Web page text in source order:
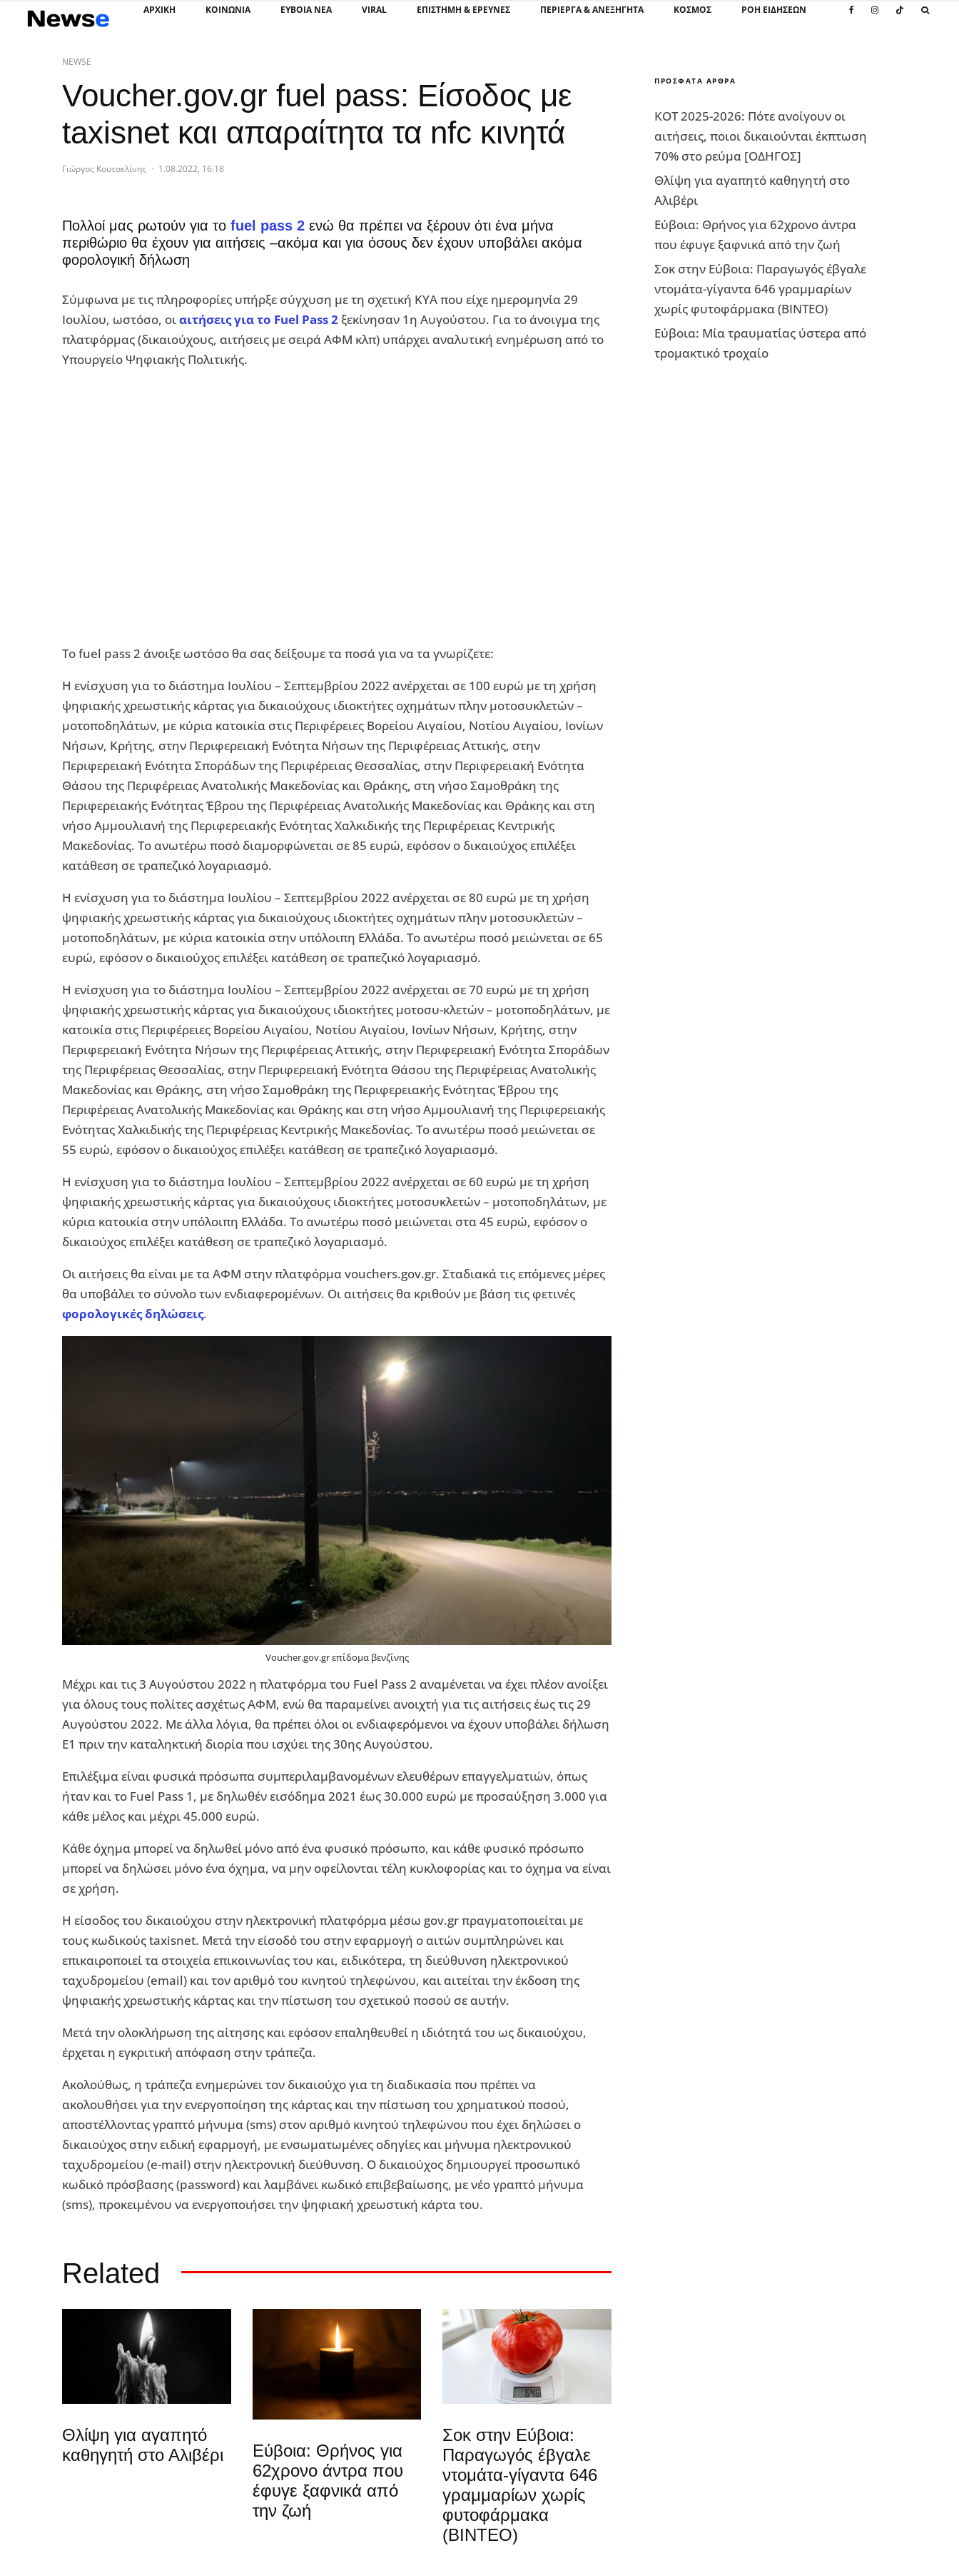
ΑΡΧΙΚΗ ΚΟΙΝΩΝΙΑ ΕΥΒΟΙΑ ΝΕΑ VIRAL ΕΠΙΣΤΉΜΗ & ΈΡΕΥΝΕΣ ΠΕΡΊΕΡΓΑ & ΑΝΕΞΉΓΗΤΑ ΚΌΣΜΟΣ ΡΟΗ ΕΙΔΗΣΕΩΝ
NEWSE
Voucher.gov.gr fuel pass: Είσοδος με
taxisnet και απαραίτητα τα nfc κινητά
Γιώργος Κουτσελίνης · 1.08.2022, 16:18
Πολλοί μας ρωτούν για το fuel pass 2 ενώ θα πρέπει να ξέρουν ότι ένα μήνα
περιθώριο θα έχουν για αιτήσεις –ακόμα και για όσους δεν έχουν υποβάλει ακόμα
φορολογική δήλωση
Σύμφωνα με τις πληροφορίες υπήρξε σύγχυση με τη σχετική ΚΥΑ που είχε ημερομηνία 29
Ιουλίου, ωστόσο, οιαιτήσεις για το Fuel Pass 2 ξεκίνησαν 1η Αυγούστου. Για το άνοιγμα της
πλατφόρμας (δικαιούχους, αιτήσεις με σειρά ΑΦΜ κλπ) υπάρχει αναλυτική ενημέρωση από το
Υπουργείο Ψηφιακής Πολιτικής.
Το fuel pass 2 άνοιξε ωστόσο θα σας δείξουμε τα ποσά για να τα γνωρίζετε:
Η ενίσχυση για το διάστημα Ιουλίου – Σεπτεμβρίου 2022 ανέρχεται σε 100 ευρώ με τη χρήση
ψηφιακής χρεωστικής κάρτας για δικαιούχους ιδιοκτήτες οχημάτων πλην μοτοσυκλετών –
μοτοποδηλάτων, με κύρια κατοικία στις Περιφέρειες Βορείου Αιγαίου, Νοτίου Αιγαίου, Ιονίων
Νήσων, Κρήτης, στην Περιφερειακή Ενότητα Νήσων της Περιφέρειας Αττικής, στην
Περιφερειακή Ενότητα Σποράδων της Περιφέρειας Θεσσαλίας, στην Περιφερειακή Ενότητα
Θάσου της Περιφέρειας Ανατολικής Μακεδονίας και Θράκης, στη νήσο Σαμοθράκη της
Περιφερειακής Ενότητας Έβρου της Περιφέρειας Ανατολικής Μακεδονίας και Θράκης και στη
νήσο Αμμουλιανή της Περιφερειακής Ενότητας Χαλκιδικής της Περιφέρειας Κεντρικής
Μακεδονίας. Το ανωτέρω ποσό διαμορφώνεται σε 85 ευρώ, εφόσον ο δικαιούχος επιλέξει
κατάθεση σε τραπεζικό λογαριασμό.
Η ενίσχυση για το διάστημα Ιουλίου – Σεπτεμβρίου 2022 ανέρχεται σε 80 ευρώ με τη χρήση
ψηφιακής χρεωστικής κάρτας για δικαιούχους ιδιοκτήτες οχημάτων πλην μοτοσυκλετών –
μοτοποδηλάτων, με κύρια κατοικία στην υπόλοιπη Ελλάδα. Το ανωτέρω ποσό μειώνεται σε 65
ευρώ, εφόσον ο δικαιούχος επιλέξει κατάθεση σε τραπεζικό λογαριασμό.
Η ενίσχυση για το διάστημα Ιουλίου – Σεπτεμβρίου 2022 ανέρχεται σε 70 ευρώ με τη χρήση
ψηφιακής χρεωστικής κάρτας για δικαιούχους ιδιοκτήτες μοτοσυ-κλετών – μοτοποδηλάτων, με
κατοικία στις Περιφέρειες Βορείου Αιγαίου, Νοτίου Αιγαίου, Ιονίων Νήσων, Κρήτης, στην
Περιφερειακή Ενότητα Νήσων της Περιφέρειας Αττικής, στην Περιφερειακή Ενότητα Σποράδων
της Περιφέρειας Θεσσαλίας, στην Περιφερειακή Ενότητα Θάσου της Περιφέρειας Ανατολικής
Μακεδονίας και Θράκης, στη νήσο Σαμοθράκη της Περιφερειακής Ενότητας Έβρου της
Περιφέρειας Ανατολικής Μακεδονίας και Θράκης και στη νήσο Αμμουλιανή της Περιφερειακής
Ενότητας Χαλκιδικής της Περιφέρειας Κεντρικής Μακεδονίας. Το ανωτέρω ποσό μειώνεται σε
55 ευρώ, εφόσον ο δικαιούχος επιλέξει κατάθεση σε τραπεζικό λογαριασμό.
Η ενίσχυση για το διάστημα Ιουλίου – Σεπτεμβρίου 2022 ανέρχεται σε 60 ευρώ με τη χρήση
ψηφιακής χρεωστικής κάρτας για δικαιούχους ιδιοκτήτες μοτοσυκλετών – μοτοποδηλάτων, με
κύρια κατοικία στην υπόλοιπη Ελλάδα. Το ανωτέρω ποσό μειώνεται στα 45 ευρώ, εφόσον ο
δικαιούχος επιλέξει κατάθεση σε τραπεζικό λογαριασμό.
Οι αιτήσεις θα είναι με τα ΑΦΜ στην πλατφόρμα vouchers.gov.gr. Σταδιακά τις επόμενες μέρες
θα υποβάλει το σύνολο των ενδιαφερομένων. Οι αιτήσεις θα κριθούν με βάση τις φετινές
φορολογικές δηλώσεις.
Voucher.gov.gr επίδομα βενζίνης
Μέχρι και τις 3 Αυγούστου 2022 η πλατφόρμα του Fuel Pass 2 αναμένεται να έχει πλέον ανοίξει
για όλους τους πολίτες ασχέτως ΑΦΜ, ενώ θα παραμείνει ανοιχτή για τις αιτήσεις έως τις 29
Αυγούστου 2022. Με άλλα λόγια, θα πρέπει όλοι οι ενδιαφερόμενοι να έχουν υποβάλει δήλωση
Ε1 πριν την καταληκτική διορία που ισχύει της 30ης Αυγούστου.
Επιλέξιμα είναι φυσικά πρόσωπα συμπεριλαμβανομένων ελευθέρων επαγγελματιών, όπως
ήταν και το Fuel Pass 1, με δηλωθέν εισόδημα 2021 έως 30.000 ευρώ με προσαύξηση 3.000 για
κάθε μέλος και μέχρι 45.000 ευρώ.
Κάθε όχημα μπορεί να δηλωθεί μόνο από ένα φυσικό πρόσωπο, και κάθε φυσικό πρόσωπο
μπορεί να δηλώσει μόνο ένα όχημα, να μην οφείλονται τέλη κυκλοφορίας και το όχημα να είναι
σε χρήση.
Η είσοδος του δικαιούχου στην ηλεκτρονική πλατφόρμα μέσω gov.gr πραγματοποιείται με
τους κωδικούς taxisnet. Μετά την είσοδό του στην εφαρμογή ο αιτών συμπληρώνει και
επικαιροποιεί τα στοιχεία επικοινωνίας του και, ειδικότερα, τη διεύθυνση ηλεκτρονικού
ταχυδρομείου (email) και τον αριθμό του κινητού τηλεφώνου, και αιτείται την έκδοση της
ψηφιακής χρεωστικής κάρτας και την πίστωση του σχετικού ποσού σε αυτήν.
Μετά την ολοκλήρωση της αίτησης και εφόσον επαληθευθεί η ιδιότητά του ως δικαιούχου,
έρχεται η εγκριτική απόφαση στην τράπεζα.
Ακολούθως, η τράπεζα ενημερώνει τον δικαιούχο για τη διαδικασία που πρέπει να
ακολουθήσει για την ενεργοποίηση της κάρτας και την πίστωση του χρηματικού ποσού,
αποστέλλοντας γραπτό μήνυμα (sms) στον αριθμό κινητού τηλεφώνου που έχει δηλώσει ο
δικαιούχος στην ειδική εφαρμογή, με ενσωματωμένες οδηγίες και μήνυμα ηλεκτρονικού
ταχυδρομείου (e-mail) στην ηλεκτρονική διεύθυνση. Ο δικαιούχος δημιουργεί προσωπικό
κωδικό πρόσβασης (password) και λαμβάνει κωδικό επιβεβαίωσης, με νέο γραπτό μήνυμα
(sms), προκειμένου να ενεργοποιήσει την ψηφιακή χρεωστική κάρτα του.
Related
Θλίψη για αγαπητό
καθηγητή στο Αλιβέρι
Εύβοια: Θρήνος για
62χρονο άντρα που
έφυγε ξαφνικά από
την ζωή
Σοκ στην Εύβοια:
Παραγωγός έβγαλε
ντομάτα-γίγαντα 646
γραμμαρίων χωρίς
φυτοφάρμακα
(ΒΙΝΤΕΟ)
ΠΡΌΣΦΑΤΑ ΆΡΘΡΑ
ΚΟΤ 2025-2026: Πότε ανοίγουν οι
αιτήσεις, ποιοι δικαιούνται έκπτωση
70% στο ρεύμα [ΟΔΗΓΟΣ]
Θλίψη για αγαπητό καθηγητή στο
Αλιβέρι
Εύβοια: Θρήνος για 62χρονο άντρα
που έφυγε ξαφνικά από την ζωή
Σοκ στην Εύβοια: Παραγωγός έβγαλε
ντομάτα-γίγαντα 646 γραμμαρίων
χωρίς φυτοφάρμακα (ΒΙΝΤΕΟ)
Εύβοια: Μία τραυματίας ύστερα από
τρομακτικό τροχαίο